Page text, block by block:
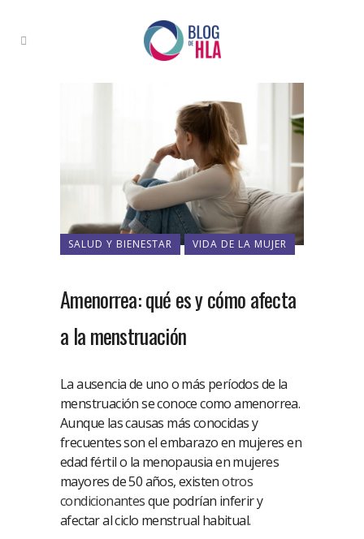
SALUD Y BIENESTAR VIDA DE LA MUJER
Amenorrea: qué es y cómo afecta
a la menstruación
La ausencia de uno o más períodos de la
menstruación se conoce como amenorrea.
Aunque las causas más conocidas y
frecuentes son el embarazo en mujeres en
edad fértil o la menopausia en mujeres
mayores de 50 años, existenotros
condicionantesque podrían inferir y
afectar al ciclo menstrual habitual.